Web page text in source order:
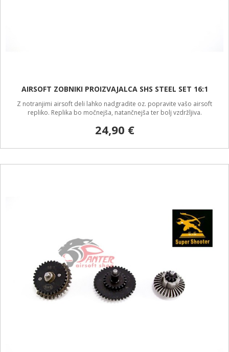
AIRSOFT ZOBNIKI PROIZVAJALCA SHS STEEL SET 16:1
Z notranjimi airsoft deli lahko nadgradite oz. popravite vašo airsoft
repliko. Replika bo močnejša, natančnejša ter bolj vzdržljiva.
24,90 €